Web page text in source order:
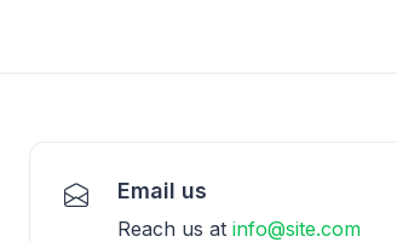
Email us
Reach us at info@site.com